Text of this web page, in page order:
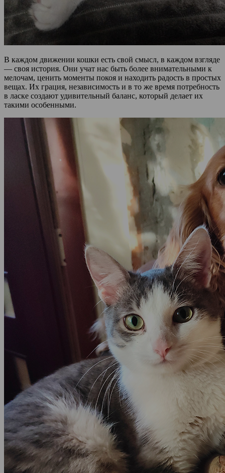
В каждом движении кошки есть свой смысл, в каждом взгляде
— своя история. Они учат нас быть более внимательными к
мелочам, ценить моменты покоя и находить радость в простых
вещах. Их грация, независимость и в то же время потребность
в ласке создают удивительный баланс, который делает их
такими особенными.